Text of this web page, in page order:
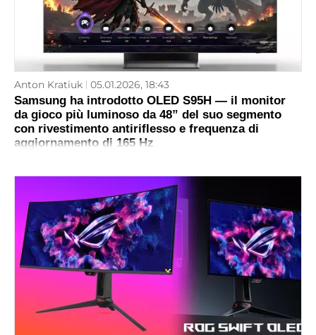
Anton Kratiuk 05.01.2026, 18:43
Samsung ha introdotto OLED S95H — il monitor
da gioco più luminoso da 48” del suo segmento
con rivestimento antiriflesso e frequenza di
aggiornamento di 165 Hz